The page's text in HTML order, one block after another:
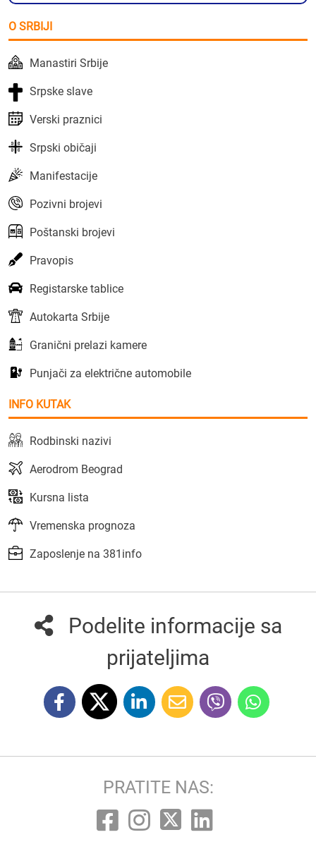
O SRBIJI
Manastiri Srbije
Srpske slave
Verski praznici
Srpski običaji
Manifestacije
Pozivni brojevi
Poštanski brojevi
Pravopis
Registarske tablice
Autokarta Srbije
Granični prelazi kamere
Punjači za električne automobile
INFO KUTAK
Rodbinski nazivi
Aerodrom Beograd
Kursna lista
Vremenska prognoza
Zaposlenje na 381info
Podelite informacije sa
prijateljima
PRATITE NAS: